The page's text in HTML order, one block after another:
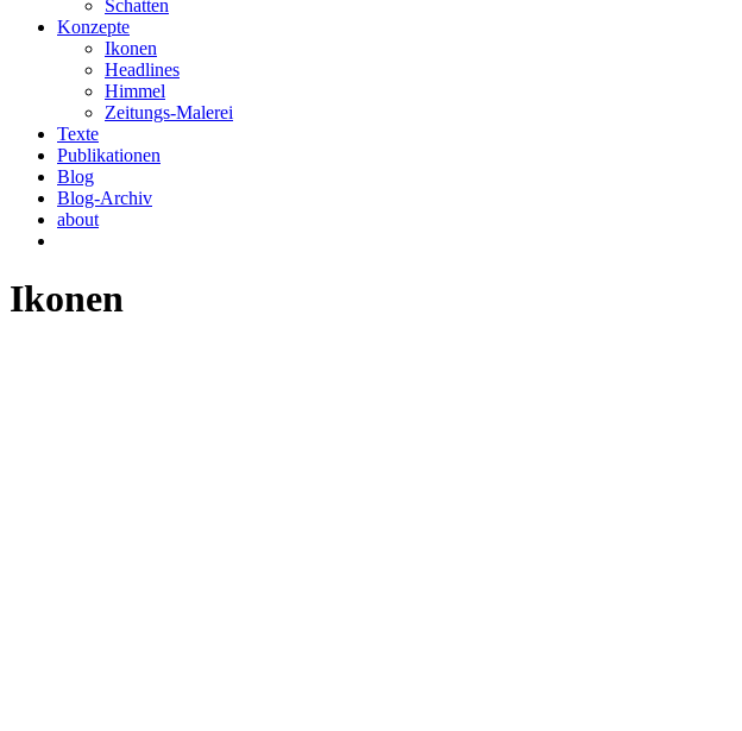
Schatten
Konzepte
Ikonen
Headlines
Himmel
Zeitungs-Malerei
Texte
Publikationen
Blog
Blog-Archiv
about
Ikonen